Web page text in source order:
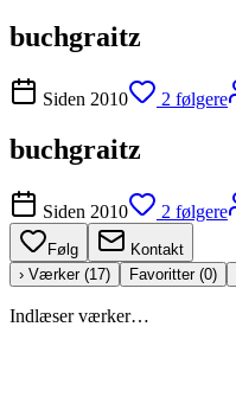
buchgraitz
Siden 2010 2 følgere
buchgraitz
Siden 2010 2 følgere
Følg
Kontakt
› Værker (17) Favoritter (0)
Indlæser værker…